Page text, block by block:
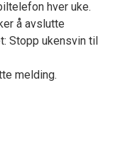
hver uke.
å avslutte
Stopp ukensvin til
melding.